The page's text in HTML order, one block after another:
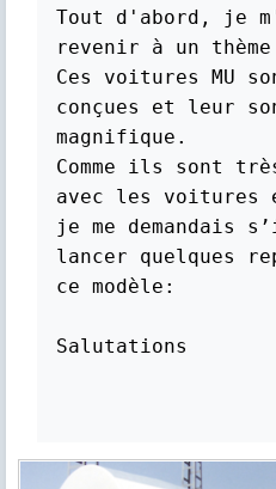
Tout d'abord, je
revenir à un
Ces voitures MU
conçues et leur
magnifique.
Comme ils sont
avec les voitures
je me demandais
lancer quelques
ce modèle:
Salutations